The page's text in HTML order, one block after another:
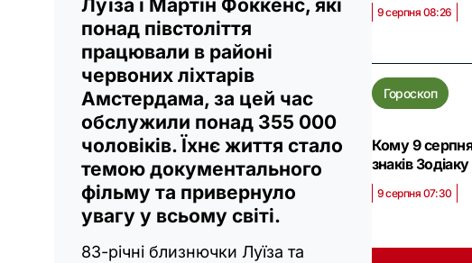
Луїза і Мартін Фоккенс, які
понад півстоліття
працювали в районі
червоних ліхтарів
Амстердама, за цей час
обслужили понад 355 000
чоловіків. Їхнє життя стало
темою документального
фільму та привернуло
увагу у всьому світі.
83-річні близнючки Луїза та
9 серпня 08:26
Гороскоп
Кому 9
знаків Зодіаку
9 серпня 07:30